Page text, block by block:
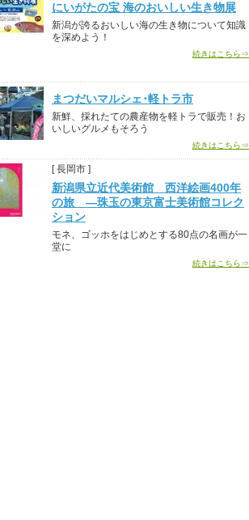
にいがたの宝 海のおいしい生き物展
新潟が誇るおいしい海の生き物について知識
を深めよう！
続きはこちら⇒
まつだいマルシェ･軽トラ市
新鮮、採れたての農産物を軽トラで販売！お
いしいグルメもそろう
続きはこちら⇒
[ 長岡市 ]
新潟県立近代美術館 西洋絵画400年
の旅 ―珠玉の東京富士美術館コレク
ション
モネ、ゴッホをはじめとする80点の名画が一
堂に
続きはこちら⇒